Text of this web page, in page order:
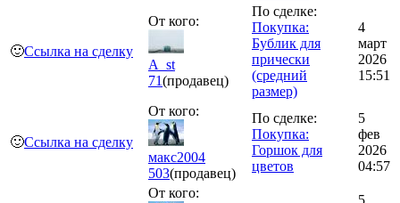
🙂Ссылка на сделку
От кого:
A_st
71(продавец)
По сделке:
Покупка:
Бублик для
прически
(средний
размер)
4
март
2026
15:51
🙂Ссылка на сделку
От кого:
макс2004
503(продавец)
По сделке:
Покупка:
Горшок для
цветов
5
фев
2026
04:57
От кого:
5